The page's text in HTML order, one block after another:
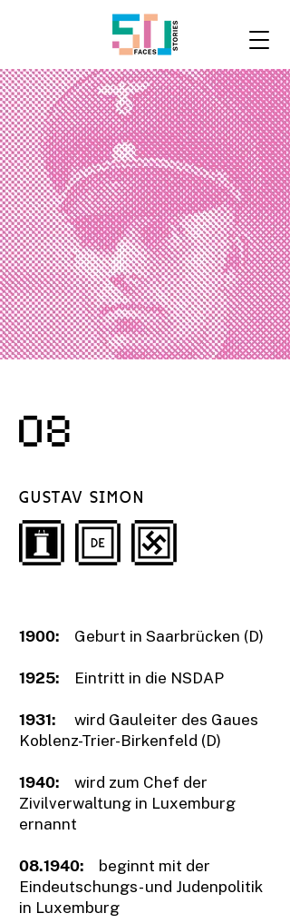
8
GUSTAV SIMON
1900: Geburt in Saarbrücken (D)
1925: Eintritt in die NSDAP
1931: wird Gauleiter des Gaues
Koblenz-Trier-Birkenfeld (D)
1940: wird zum Chef der
Zivilverwaltung in Luxemburg
ernannt
08.1940: beginnt mit der
Eindeutschungs- und Judenpolitik
in Luxemburg